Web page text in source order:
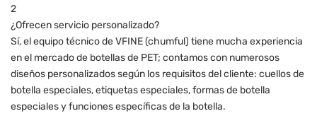
2
¿Ofrecen servicio personalizado?
Sí, el equipo técnico de VFINE (chumful) tiene mucha experiencia
en el mercado de botellas de PET; contamos con numerosos
diseños personalizados según los requisitos del cliente: cuellos de
botella especiales, etiquetas especiales, formas de botella
especiales y funciones específicas de la botella.